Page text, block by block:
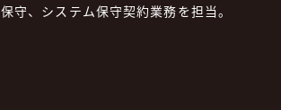
保守、システム保守契約業務を担当。